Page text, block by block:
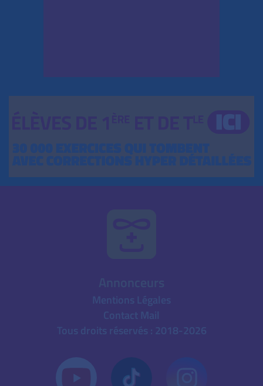
Mentions Légales
Contact Mail
Tous droits réservés : 2018-2026